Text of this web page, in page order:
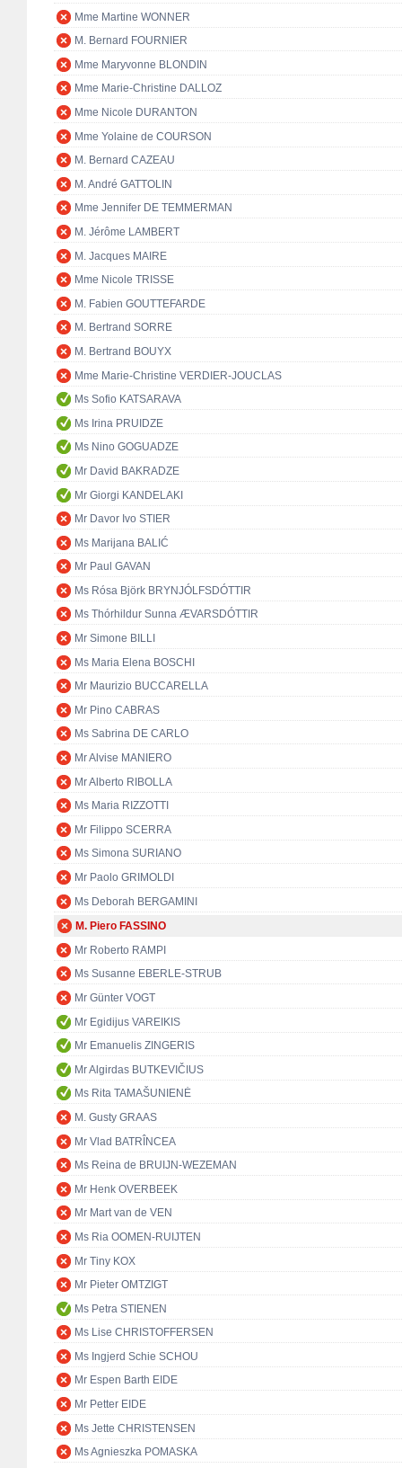
Mme Martine WONNER
M. Bernard FOURNIER
Mme Maryvonne BLONDIN
Mme Marie-Christine DALLOZ
Mme Nicole DURANTON
Mme Yolaine de COURSON
M. Bernard CAZEAU
M. André GATTOLIN
Mme Jennifer DE TEMMERMAN
M. Jérôme LAMBERT
M. Jacques MAIRE
Mme Nicole TRISSE
M. Fabien GOUTTEFARDE
M. Bertrand SORRE
M. Bertrand BOUYX
Mme Marie-Christine VERDIER-JOUCLAS
Ms Sofio KATSARAVA
Ms Irina PRUIDZE
Ms Nino GOGUADZE
Mr David BAKRADZE
Mr Giorgi KANDELAKI
Mr Davor Ivo STIER
Ms Marijana BALIĆ
Mr Paul GAVAN
Ms Rósa Björk BRYNJÓLFSDÓTTIR
Ms Thórhildur Sunna ÆVARSDÓTTIR
Mr Simone BILLI
Ms Maria Elena BOSCHI
Mr Maurizio BUCCARELLA
Mr Pino CABRAS
Ms Sabrina DE CARLO
Mr Alvise MANIERO
Mr Alberto RIBOLLA
Ms Maria RIZZOTTI
Mr Filippo SCERRA
Ms Simona SURIANO
Mr Paolo GRIMOLDI
Ms Deborah BERGAMINI
M. Piero FASSINO
Mr Roberto RAMPI
Ms Susanne EBERLE-STRUB
Mr Günter VOGT
Mr Egidijus VAREIKIS
Mr Emanuelis ZINGERIS
Mr Algirdas BUTKEVIČIUS
Ms Rita TAMAŠUNIENĖ
M. Gusty GRAAS
Mr Vlad BATRÎNCEA
Ms Reina de BRUIJN-WEZEMAN
Mr Henk OVERBEEK
Mr Mart van de VEN
Ms Ria OOMEN-RUIJTEN
Mr Tiny KOX
Mr Pieter OMTZIGT
Ms Petra STIENEN
Ms Lise CHRISTOFFERSEN
Ms Ingjerd Schie SCHOU
Mr Espen Barth EIDE
Mr Petter EIDE
Ms Jette CHRISTENSEN
Ms Agnieszka POMASKA